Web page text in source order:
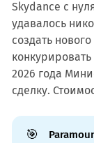
Skydance с
удавалось
создать
2026 года
сделку.
🎯